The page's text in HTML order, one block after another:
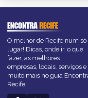
ENCONTRARECIFE
O melhor de Recife num só
lugar! Dicas, onde ir, o que
fazer, as melhores
empresas, locais, serviços e
muito mais no guia
Recife.